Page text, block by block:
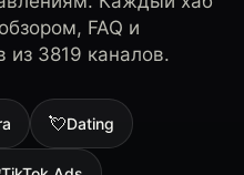
FAQ и
из 3819 каналов.
💘Dating